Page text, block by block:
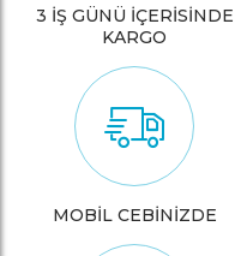
3 İŞ GÜNÜ İÇERİSİNDE
KARGO
MOBİL CEBİNİZDE